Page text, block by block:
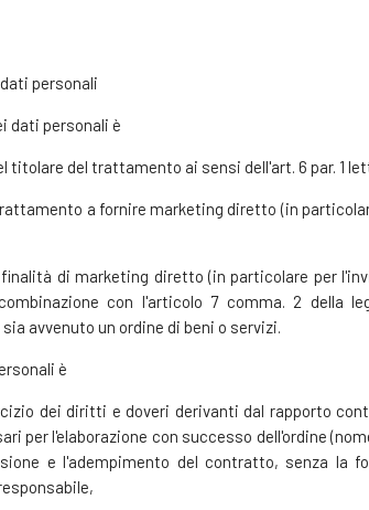
personali
dati personali è
titolare del trattamento ai sensi dell'art. 6 par. 1
a fornire marketing diretto (in
di marketing diretto (in particolare per
con l'articolo 7 comma. 2 della
avvenuto un ordine di beni o servizi.
è
dei diritti e doveri derivanti dal rapporto
per l'elaborazione con successo dell'ordine
e l'adempimento del contratto, senza la